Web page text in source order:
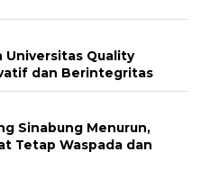
Universitas Quality
dan Berintegritas
Sinabung Menurun,
Tetap Waspada dan